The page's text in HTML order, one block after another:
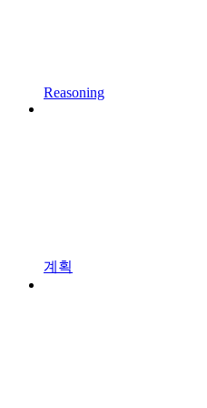
Reasoning
계획